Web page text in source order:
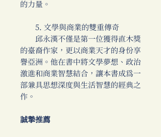
的力量。
5. 文學與商業的雙重傳奇
邱永漢不僅是第一位獲得直木獎
的臺裔作家，更以商業天才的身份享
譽亞洲。他在書中將文學夢想、政治
激進和商業智慧結合，讓本書成為一
部兼具思想深度與生活智慧的經典之
作。
誠摯推薦